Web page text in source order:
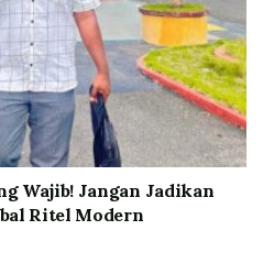
Wajib! Jangan Jadikan
Ritel Modern